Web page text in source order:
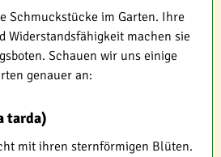
Schmuckstücke im Garten. Ihre
Widerstandsfähigkeit machen sie
Schauen wir uns einige
genauer an:
tarda)
mit ihren sternförmigen Blüten.